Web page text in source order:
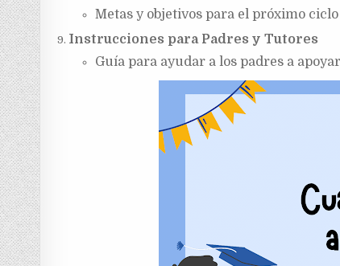
Metas y objetivos para el próximo
Instrucciones para Padres y Tutores
Guía para ayudar a los padres a